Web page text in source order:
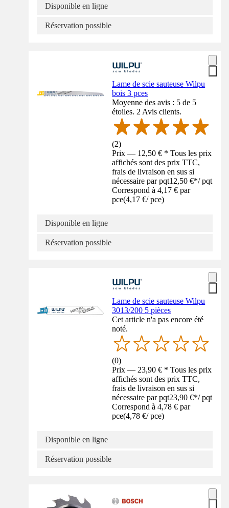
Disponible en ligne
Réservation possible
Lame de scie sauteuse Wilpu
bois 3 pces
Moyenne des avis : 5 de 5
étoiles. 2 Avis clients.
(2)
Prix — 12,50 € * Tous les prix
affichés sont des prix TTC,
frais de livraison en sus si
nécessaire par pqt12,50 €*/ pqt
Correspond à 4,17 € par
pce(4,17 €/ pce)
Disponible en ligne
Réservation possible
Lame de scie sauteuse Wilpu
3013/200 5 pièces
Cet article n'a pas encore été
noté.
(0)
Prix — 23,90 € * Tous les prix
affichés sont des prix TTC,
frais de livraison en sus si
nécessaire par pqt23,90 €*/ pqt
Correspond à 4,78 € par
pce(4,78 €/ pce)
Disponible en ligne
Réservation possible